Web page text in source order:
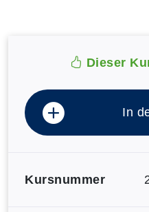
Dieser
In
Kursnummer